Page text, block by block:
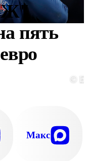
пять
©
Макс